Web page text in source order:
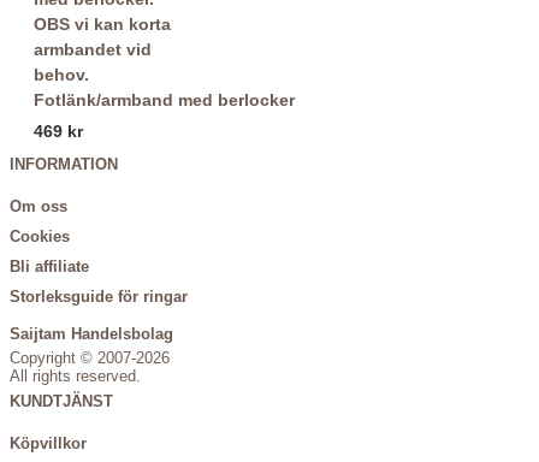
Fotlänk/armband med berlocker
469 kr
INFORMATION
Om oss
Cookies
Bli affiliate
Storleksguide för ringar
Saijtam Handelsbolag
Copyright © 2007-2026
All rights reserved.
KUNDTJÄNST
Köpvillkor